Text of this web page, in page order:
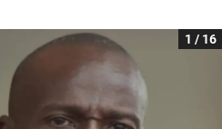
1 / 16